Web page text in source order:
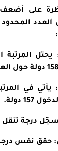
على
المحدود
دولة.
من حامليه تأشيرة لدخول 152 دولة.